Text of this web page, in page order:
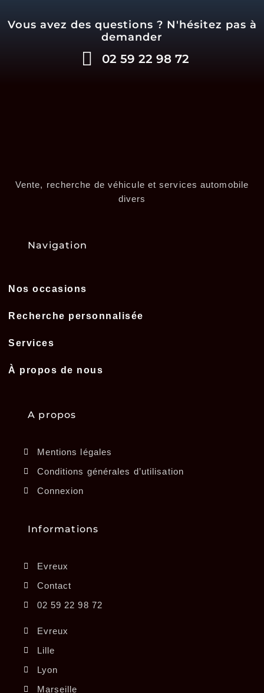
Vous avez des questions ? N'hésitez pas à
demander
02 59 22 98 72
Vente, recherche de véhicule et services automobile
divers
Navigation
Nos occasions
Recherche personnalisée
Services
À propos de nous
A propos
Mentions légales
Conditions générales d’utilisation
Connexion
Informations
Evreux
Contact
02 59 22 98 72
Evreux
Lille
Lyon
Marseille